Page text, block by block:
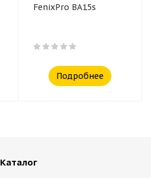
FenixPro BA15s
Подробнее
Каталог